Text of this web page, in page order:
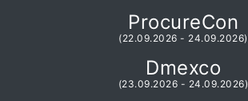
ProcureCon
(22.09.2026 - 24.09.2026)
Dmexco
(23.09.2026 - 24.09.2026)